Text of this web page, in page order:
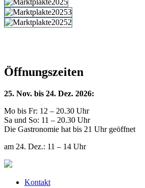
Öffnungszeiten
25. Nov. bis 24. Dez. 2026:
Mo bis Fr: 12 – 20.30 Uhr
Sa und So: 11 – 20.30 Uhr
Die Gastronomie hat bis 21 Uhr geöffnet
am 24. Dez.: 11 – 14 Uhr
Kontakt